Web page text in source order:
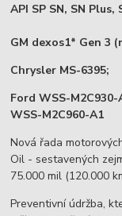
API SP SN, SN Plus,
GM dexos1* Gen 3
Chrysler MS-6395;
Ford WSS-M2C930-
WSS-M2C960-A1
Nová řada
Oil - sestavených
75.000 mil (120.000
Preventivní údržba,